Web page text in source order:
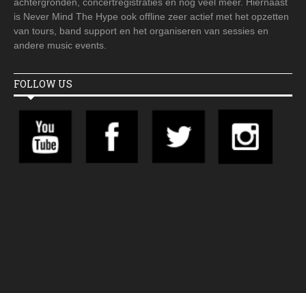
achtergronden, concertregistraties en nog veel meer. Hiernaast
is Never Mind The Hype ook offline zeer actief met het opzetten
van tours, band support en het organiseren van sessies en
andere music events.
FOLLOW US